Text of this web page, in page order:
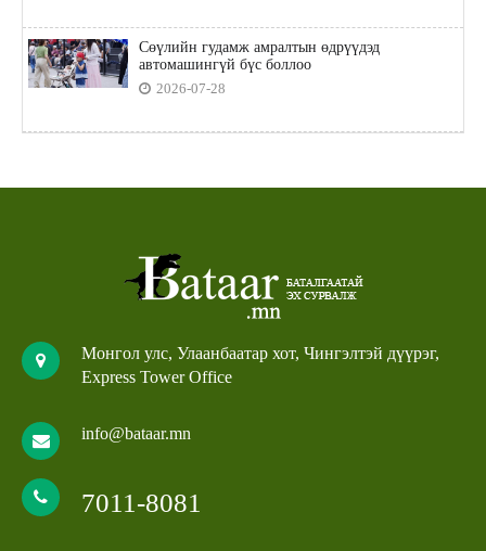
Сөүлийн гудамж амралтын өдрүүдэд
автомашингүй бүс боллоо
2026-07-28
Монгол улс, Улаанбаатар хот, Чингэлтэй дүүрэг,
Express Tower Office
info@bataar.mn
7011-8081